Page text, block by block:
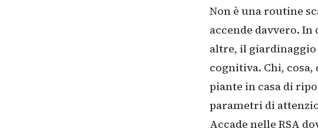
Non è una routine
accende davvero.
altre, il giardinaggio
cognitiva. Chi,
piante in casa di
parametri di
Accade nelle RSA